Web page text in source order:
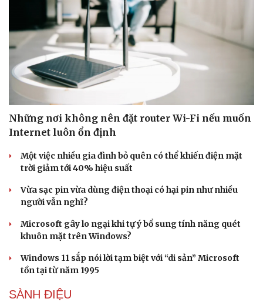
Những nơi không nên đặt router Wi-Fi nếu muốn
Internet luôn ổn định
Một việc nhiều gia đình bỏ quên có thể khiến điện mặt
trời giảm tới 40% hiệu suất
Vừa sạc pin vừa dùng điện thoại có hại pin như nhiều
người vẫn nghĩ?
Microsoft gây lo ngại khi tự ý bổ sung tính năng quét
khuôn mặt trên Windows?
Windows 11 sắp nói lời tạm biệt với “di sản” Microsoft
tồn tại từ năm 1995
SÀNH ĐIỆU